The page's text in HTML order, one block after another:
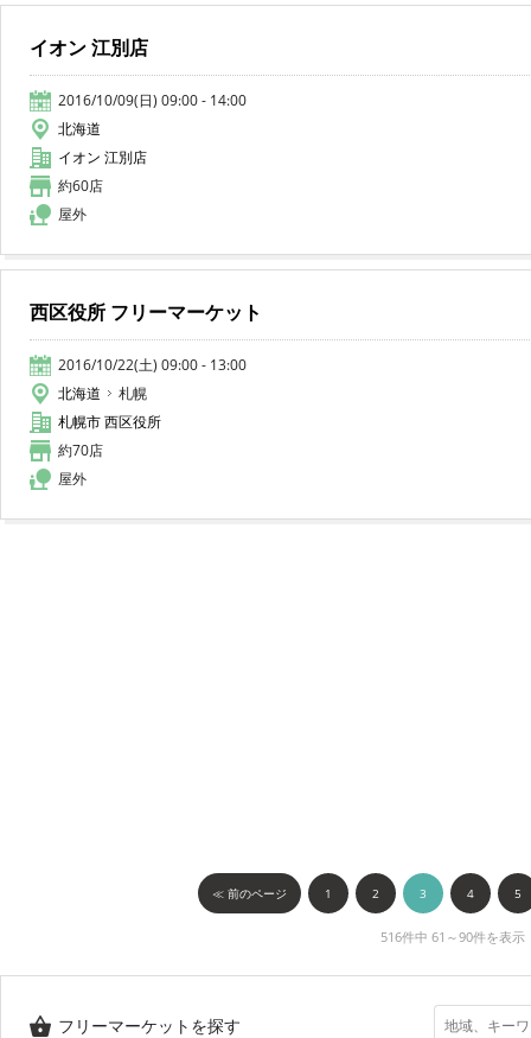
イオン 江別店
2016/10/09(日) 09:00 - 14:00
北海道
イオン 江別店
約60店
屋外
西区役所 フリーマーケット
2016/10/22(土) 09:00 - 13:00
北海道
札幌
札幌市 西区役所
約70店
屋外
≪ 前のページ 1 2 3 4 5
516件中 61～90件を表示
フリーマーケットを探す